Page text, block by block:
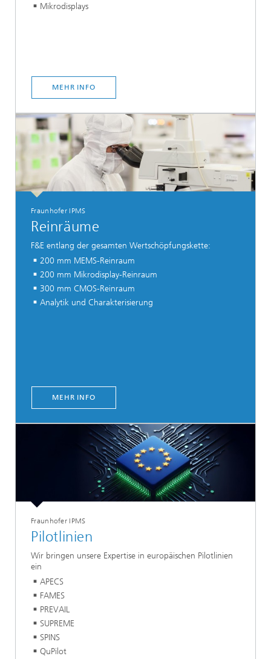
Mikrodisplays
MEHR INFO
Fraunhofer IPMS
Reinräume
F&E entlang der gesamten Wertschöpfungskette:
200 mm MEMS-Reinraum
200 mm Mikrodisplay-Reinraum
300 mm CMOS-Reinraum
Analytik und Charakterisierung
MEHR INFO
Fraunhofer IPMS
Pilotlinien
Wir bringen unsere Expertise in europäischen Pilotlinien
ein
APECS
FAMES
PREVAIL
SUPREME
SPINS
QuPilot